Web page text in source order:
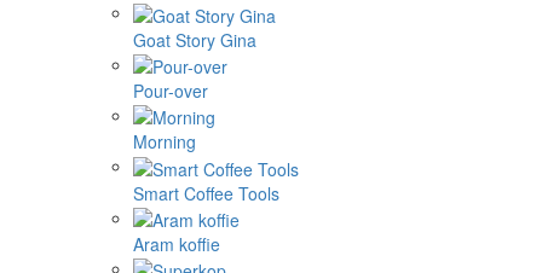
Goat Story Gina
Pour-over
Morning
Smart Coffee Tools
Aram koffie